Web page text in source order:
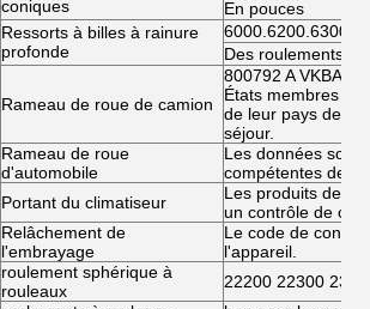
coniques
En pouces
Ressorts à billes à rainure
profonde
Des roulements à
Rameau de roue de camion
800792 A VKBA
États membres
de leur pays de
séjour.
Rameau de roue
d'automobile
Les données sont
compétentes de
Portant du climatiseur
Les produits de la
un contrôle de
Relâchement de
l'embrayage
Le code de
l'appareil.
roulement sphérique à
rouleaux
22200 22300